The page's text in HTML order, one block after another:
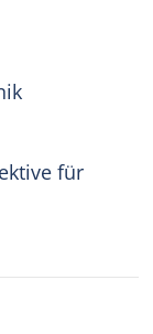
für